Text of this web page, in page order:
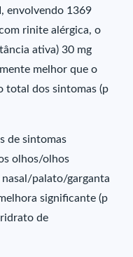
envolvendo 1369
rinite alérgica, o
ativa) 30 mg
melhor que o
total dos sintomas (p
de sintomas
olhos/olhos
palato/garganta
significante (p
de